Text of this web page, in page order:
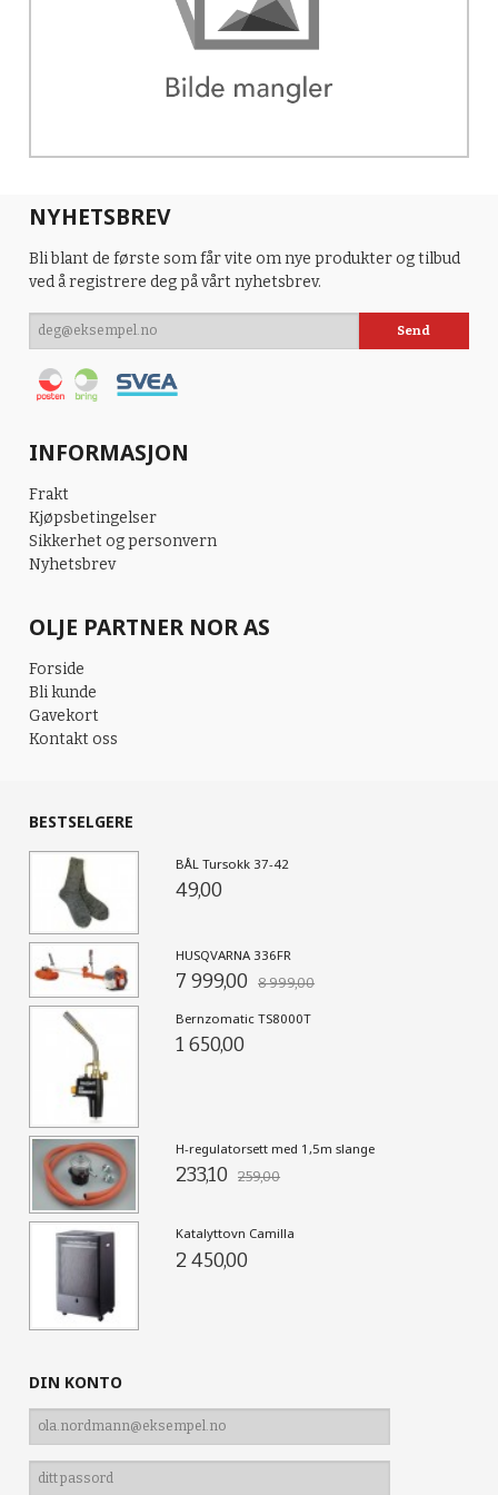
NYHETSBREV
Bli blant de første som får vite om nye produkter og tilbud
ved å registrere deg på vårt nyhetsbrev.
INFORMASJON
Frakt
Kjøpsbetingelser
Sikkerhet og personvern
Nyhetsbrev
OLJE PARTNER NOR AS
Forside
Bli kunde
Gavekort
Kontakt oss
BESTSELGERE
BÅL Tursokk 37-42
49,00
HUSQVARNA 336FR
7 999,00 8 999,00
Bernzomatic TS8000T
1 650,00
H-regulatorsett med 1,5m slange
233,10 259,00
Katalyttovn Camilla
2 450,00
DIN KONTO